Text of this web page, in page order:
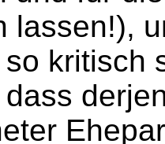
lassen!),
kri­tisch